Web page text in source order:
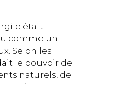
était
comme un
Selon les
le pouvoir de
naturels, de